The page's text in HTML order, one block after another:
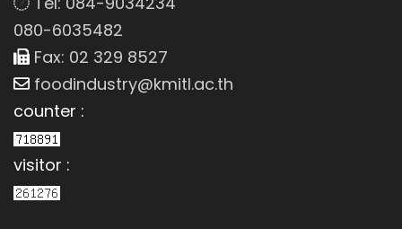
080-6035482
Fax: 02 329 8527
foodindustry@kmitl.ac.th
counter :
visitor :